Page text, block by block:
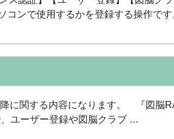
コンで使用するかを登録する操作で
に関する内容になります。 『図脳
ユーザー登録や図脳クラブ …